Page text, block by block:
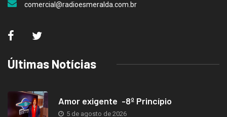
comercial@radioesmeralda.com.br
Últimas Notícias
Amor exigente -8º Princípio
5 de agosto de 2026